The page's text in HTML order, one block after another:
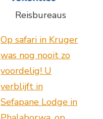
Reisbureaus
Op safari in Kruger
was nog nooit zo
voordelig! U
verblijft in
Sefapane Lodge in